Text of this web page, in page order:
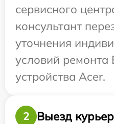
сервисного
консультант
уточнения
условий ремонта
устройства Acer.
2
Выезд